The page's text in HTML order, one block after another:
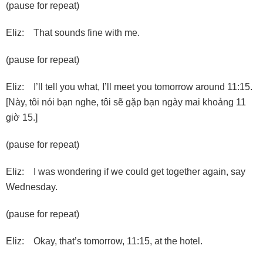
(pause for repeat)
Eliz: That sounds fine with me.
(pause for repeat)
Eliz: I’ll tell you what, I’ll meet you tomorrow around 11:15.
[Này, tôi nói bạn nghe, tôi sẽ gặp bạn ngày mai khoảng 11
giờ 15.]
(pause for repeat)
Eliz: I was wondering if we could get together again, say
Wednesday.
(pause for repeat)
Eliz: Okay, that’s tomorrow, 11:15, at the hotel.